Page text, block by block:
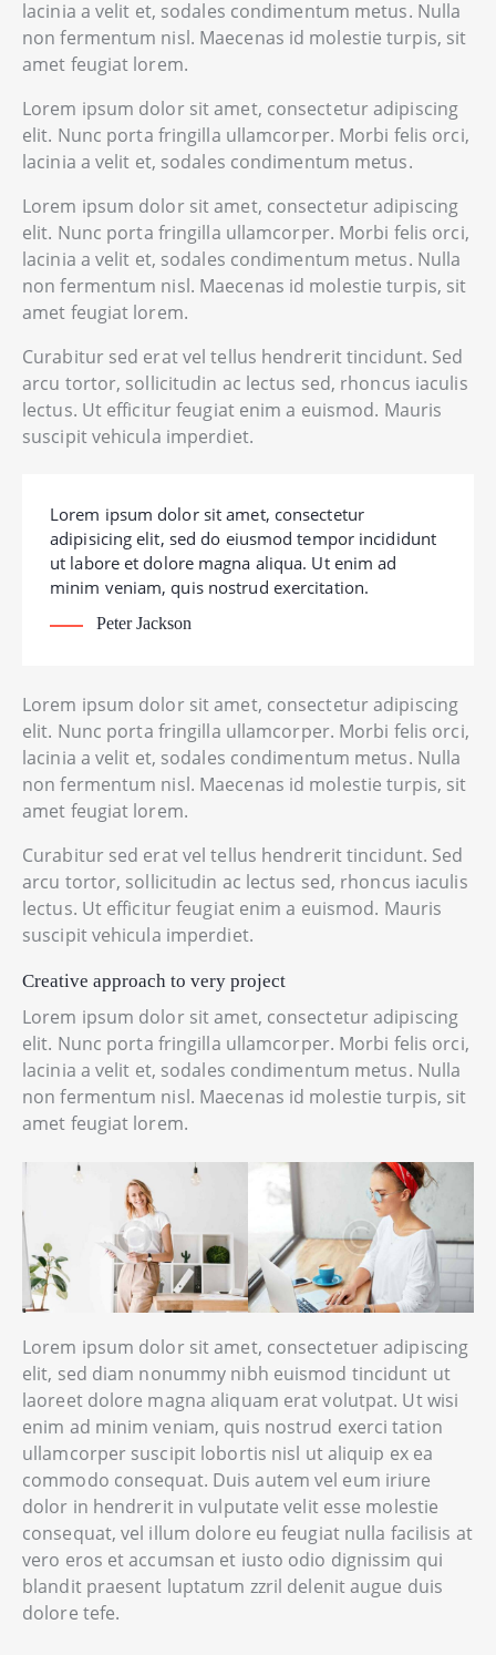
lacinia a velit et, sodales condimentum metus. Nulla
non fermentum nisl. Maecenas id molestie turpis, sit
amet feugiat lorem.
Lorem ipsum dolor sit amet, consectetur adipiscing
elit. Nunc porta fringilla ullamcorper. Morbi felis orci,
lacinia a velit et, sodales condimentum metus.
Lorem ipsum dolor sit amet, consectetur adipiscing
elit. Nunc porta fringilla ullamcorper. Morbi felis orci,
lacinia a velit et, sodales condimentum metus. Nulla
non fermentum nisl. Maecenas id molestie turpis, sit
amet feugiat lorem.
Curabitur sed erat vel tellus hendrerit tincidunt. Sed
arcu tortor, sollicitudin ac lectus sed, rhoncus iaculis
lectus. Ut efficitur feugiat enim a euismod. Mauris
suscipit vehicula imperdiet.
Lorem ipsum dolor sit amet, consectetur
adipisicing elit, sed do eiusmod tempor incididunt
ut labore et dolore magna aliqua. Ut enim ad
minim veniam, quis nostrud exercitation.
Peter Jackson
Lorem ipsum dolor sit amet, consectetur adipiscing
elit. Nunc porta fringilla ullamcorper. Morbi felis orci,
lacinia a velit et, sodales condimentum metus. Nulla
non fermentum nisl. Maecenas id molestie turpis, sit
amet feugiat lorem.
Curabitur sed erat vel tellus hendrerit tincidunt. Sed
arcu tortor, sollicitudin ac lectus sed, rhoncus iaculis
lectus. Ut efficitur feugiat enim a euismod. Mauris
suscipit vehicula imperdiet.
Creative approach to very project
Lorem ipsum dolor sit amet, consectetur adipiscing
elit. Nunc porta fringilla ullamcorper. Morbi felis orci,
lacinia a velit et, sodales condimentum metus. Nulla
non fermentum nisl. Maecenas id molestie turpis, sit
amet feugiat lorem.
Lorem ipsum dolor sit amet, consectetuer adipiscing
elit, sed diam nonummy nibh euismod tincidunt ut
laoreet dolore magna aliquam erat volutpat. Ut wisi
enim ad minim veniam, quis nostrud exerci tation
ullamcorper suscipit lobortis nisl ut aliquip ex ea
commodo consequat. Duis autem vel eum iriure
dolor in hendrerit in vulputate velit esse molestie
consequat, vel illum dolore eu feugiat nulla facilisis at
vero eros et accumsan et iusto odio dignissim qui
blandit praesent luptatum zzril delenit augue duis
dolore tefe.